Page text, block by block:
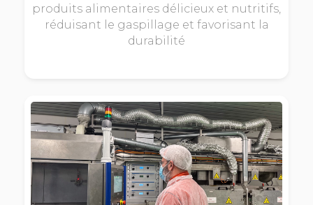
produits alimentaires délicieux et nutritifs,
réduisant le gaspillage et favorisant la
durabilité